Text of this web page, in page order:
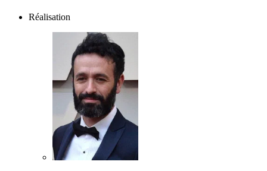
Réalisation